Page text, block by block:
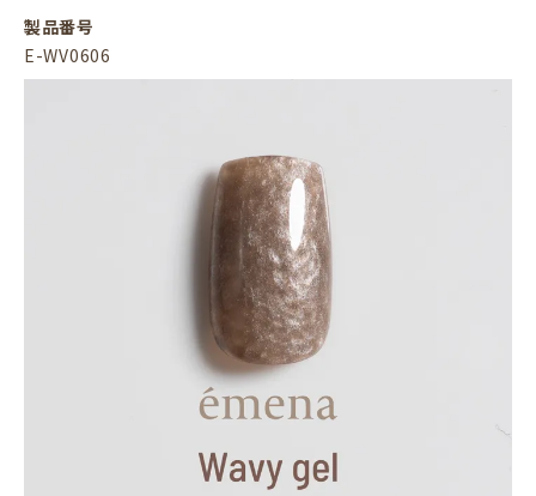
製品番号
E-WV0606